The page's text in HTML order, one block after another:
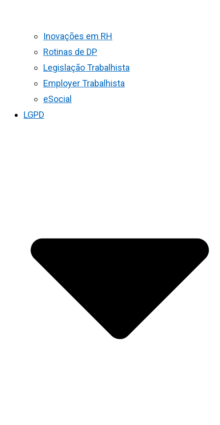
Inovações em RH
Rotinas de DP
Legislação Trabalhista
Employer Trabalhista
eSocial
LGPD